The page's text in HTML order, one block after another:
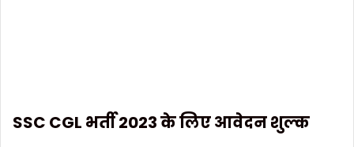
SSC CGL भर्ती 2023 के लिएआवेदन शुल्क